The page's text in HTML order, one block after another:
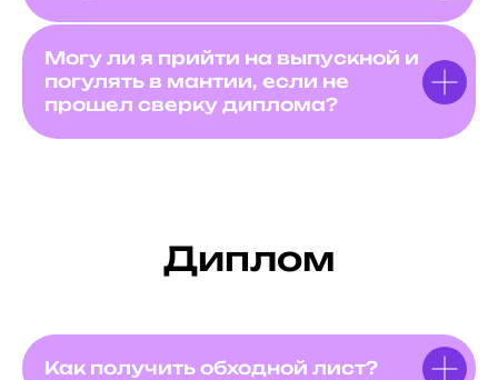
Могу ли я прийти на выпускной и
погулять в мантии, если не
прошел сверку диплома?
Диплом
Как получить обходной лист?